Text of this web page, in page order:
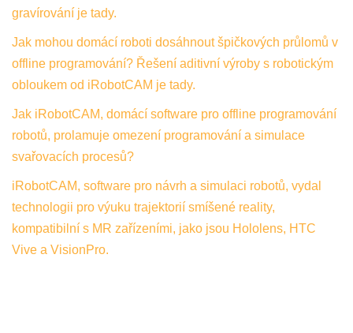
gravírování je tady.
Jak mohou domácí roboti dosáhnout špičkových průlomů v
offline programování? Řešení aditivní výroby s robotickým
obloukem od iRobotCAM je tady.
Jak iRobotCAM, domácí software pro offline programování
robotů, prolamuje omezení programování a simulace
svařovacích procesů?
iRobotCAM, software pro návrh a simulaci robotů, vydal
technologii pro výuku trajektorií smíšené reality,
kompatibilní s MR zařízeními, jako jsou Hololens, HTC
Vive a VisionPro.